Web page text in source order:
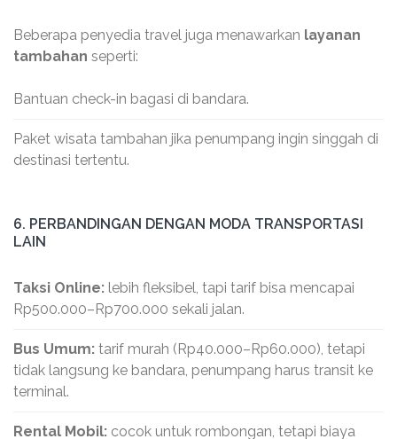
Beberapa penyedia travel juga menawarkan layanan
tambahan seperti:
Bantuan check-in bagasi di bandara.
Paket wisata tambahan jika penumpang ingin singgah di
destinasi tertentu.
6. PERBANDINGAN DENGAN MODA TRANSPORTASI
LAIN
Taksi Online: lebih fleksibel, tapi tarif bisa mencapai
Rp500.000–Rp700.000 sekali jalan.
Bus Umum: tarif murah (Rp40.000–Rp60.000), tetapi
tidak langsung ke bandara, penumpang harus transit ke
terminal.
Rental Mobil: cocok untuk rombongan, tetapi biaya